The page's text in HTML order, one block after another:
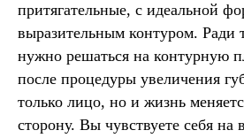
притягательные, с идеальной
выразительным контуром. Ради
нужно решаться на контурную
после процедуры увеличения
только лицо, но и жизнь
сторону. Вы чувствуете себя на